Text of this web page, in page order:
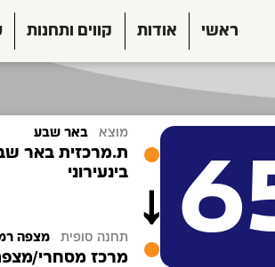
ראשי אודות קווים ותחנות
מוצא באר שבע
ת.מרכזית באר
בינעירוני
תחנה סופית מצפה
מרכז מסחרי/